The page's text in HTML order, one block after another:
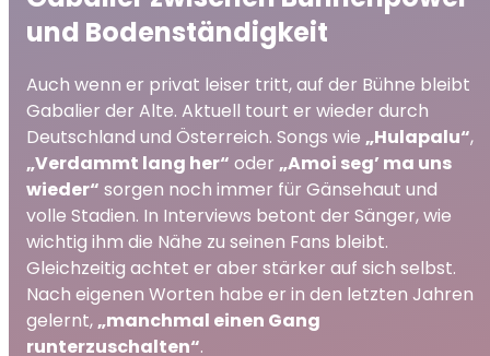
und Bodenständigkeit
Auch wenn er privat leiser tritt, auf der Bühne bleibt
Gabalier der Alte. Aktuell tourt er wieder durch
Deutschland und Österreich. Songs wie „Hulapalu“,
„Verdammt lang her“ oder „Amoi seg’ ma uns
wieder“ sorgen noch immer für Gänsehaut und
volle Stadien. In Interviews betont der Sänger, wie
wichtig ihm die Nähe zu seinen Fans bleibt.
Gleichzeitig achtet er aber stärker auf sich selbst.
Nach eigenen Worten habe er in den letzten Jahren
gelernt, „manchmal einen Gang
runterzuschalten“.